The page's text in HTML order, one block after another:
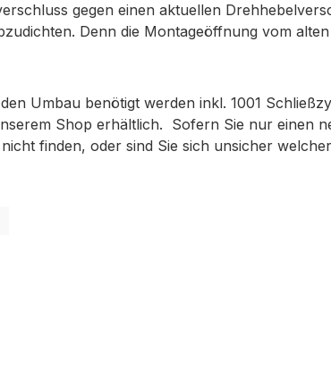
gegen einen aktuellen
Denn die Montageöffnung vom
Umbau benötigt werden inkl. 1001
Shop erhältlich. Sofern Sie nur einen
finden, oder sind Sie sich unsicher